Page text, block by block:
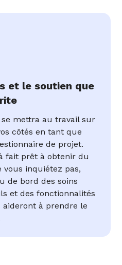
et le soutien que
mettra au travail sur
côtés en tant que
de projet.
fait prêt à obtenir du
vous inquiétez pas,
de bord des soins
et des fonctionnalités
à prendre le